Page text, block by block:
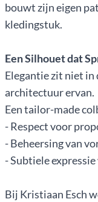
bouwt zijn eigen
kledingstuk.
Een Silhouet dat
Elegantie zit niet in
architectuur ervan.
Een tailor-made
- Respect voor
- Beheersing van
- Subtiele
Bij Kristiaan Esch